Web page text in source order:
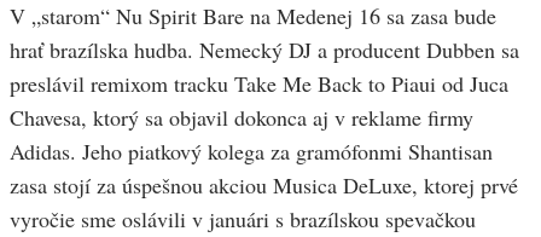
V „starom“ Nu Spirit Bare na Medenej 16 sa zasa bude
hrať brazílska hudba. Nemecký DJ a producent Dubben sa
preslávil remixom tracku Take Me Back to Piaui od Juca
Chavesa, ktorý sa objavil dokonca aj v reklame firmy
Adidas. Jeho piatkový kolega za gramófonmi Shantisan
zasa stojí za úspešnou akciou Musica DeLuxe, ktorej prvé
vyročie sme oslávili v januári s brazílskou spevačkou